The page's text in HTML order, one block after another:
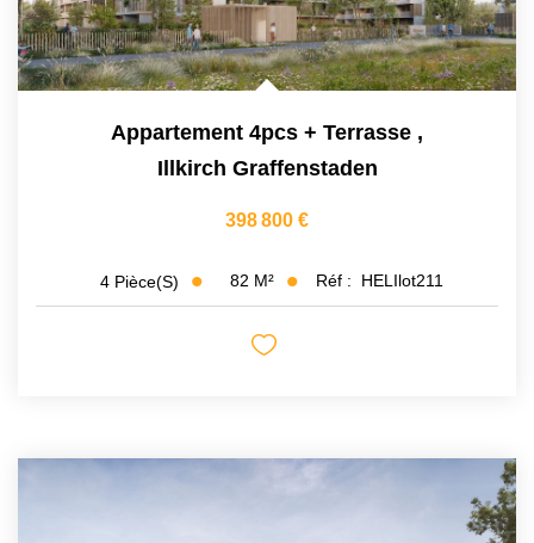
Appartement 4pcs + Terrasse ,
Illkirch Graffenstaden
398 800 €
4 Pièce(s) 82 M² Réf : HELIlot211